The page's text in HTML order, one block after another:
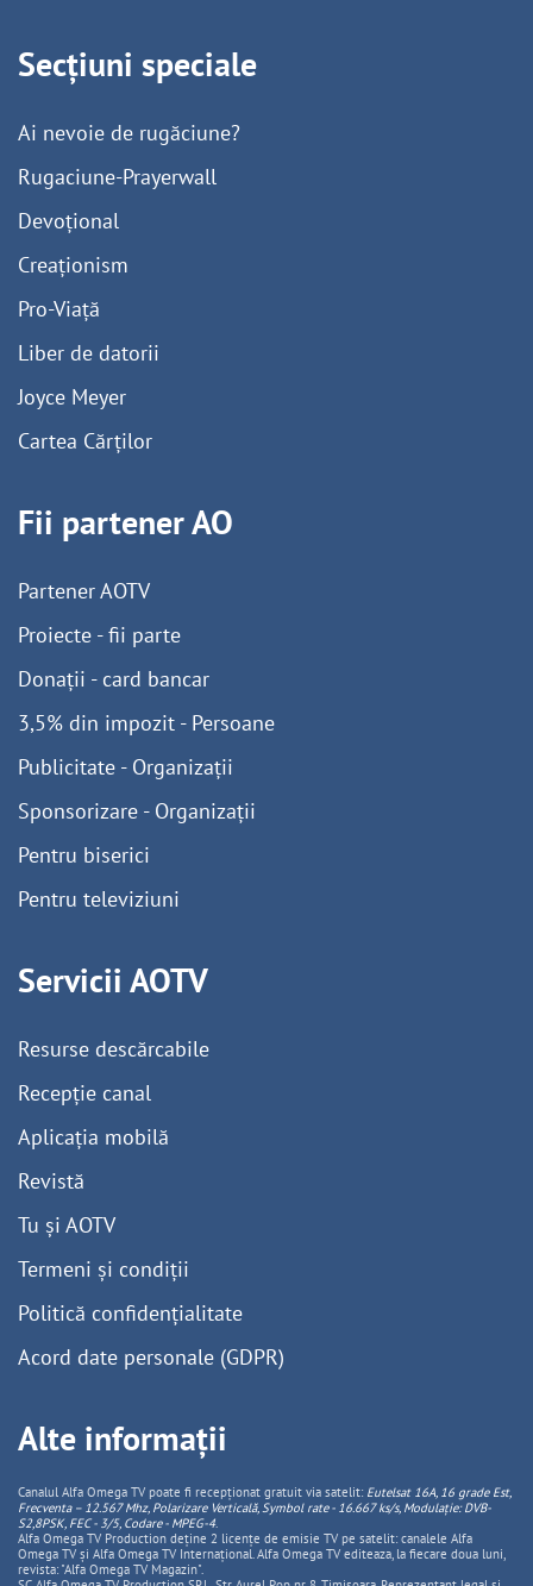
Secțiuni speciale
Ai nevoie de rugăciune?
Rugaciune-Prayerwall
Devoțional
Creaționism
Pro-Viață
Liber de datorii
Joyce Meyer
Cartea Cărților
Fii partener AO
Partener AOTV
Proiecte - fii parte
Donații - card bancar
3,5% din impozit - Persoane
Publicitate - Organizații
Sponsorizare - Organizații
Pentru biserici
Pentru televiziuni
Servicii AOTV
Resurse descărcabile
Recepție canal
Aplicația mobilă
Revistă
Tu și AOTV
Termeni și condiții
Politică confidențialitate
Acord date personale (GDPR)
Alte informații
Canalul Alfa Omega TV poate fi recepționat gratuit via satelit: Eutelsat 16A, 16 grade Est,
Frecventa – 12.567 Mhz, PolarizareVerticală, Symbol rate - 16.667 ks/s, Modulație: DVB-
S2,8PSK, FEC - 3/5, Codare - MPEG-4.
Alfa Omega TV Production deține 2 licențe de emisie TV pe satelit: canalele Alfa
Omega TV și Alfa Omega TV Internațional. Alfa Omega TV editeaza, la fiecare doua luni,
revista: "Alfa Omega TV Magazin".